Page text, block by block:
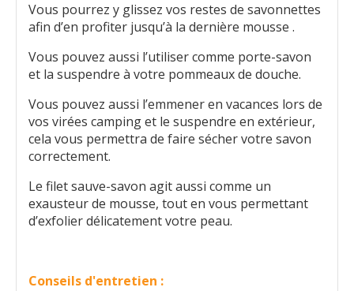
Vous pourrez y glissez vos restes de savonnettes
afin d’en profiter jusqu’à la dernière mousse .
Vous pouvez aussi l’utiliser comme porte-savon
et la suspendre à votre pommeaux de douche.
Vous pouvez aussi l’emmener en vacances lors de
vos virées camping et le suspendre en extérieur,
cela vous permettra de faire sécher votre savon
correctement.
Le filet sauve-savon agit aussi comme un
exausteur de mousse, tout en vous permettant
d’exfolier délicatement votre peau.
Conseils d'entretien :